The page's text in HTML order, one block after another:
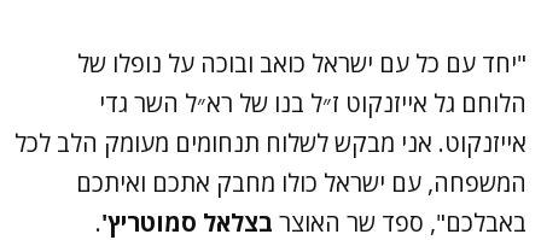
"יחד עם כל עם ישראל כואב ובוכה על נופלו של
הלוחם גל אייזנקוט ז״ל בנו של רא״ל השר גדי
אייזנקוט. אני מבקש לשלוח תנחומים מעומק הלב לכל
המשפחה, עם ישראל כולו מחבק אתכם ואיתכם
באבלכם", ספד שר האוצר בצלאל סמוטריץ'.